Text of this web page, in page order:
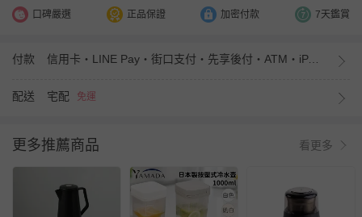
口碑嚴選 正品保證 加密付款 7天鑑賞
付款 信用卡・LINE Pay・街口支付・先享後付・ATM・iPASS MONEY
配送 宅配 免運
更多推薦商品 看更多